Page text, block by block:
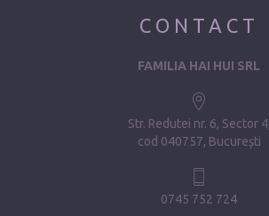
CONTACT
FAMILIA HAI HUI SRL
Str. Redutei nr. 6, Sector 4
cod 040757, București
0745 752 724